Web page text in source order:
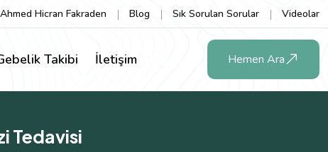
Hicran Fakraden Blog Sık Sorulan Sorular Videolar
Takibi İletişim Hemen Ara
Tedavisi